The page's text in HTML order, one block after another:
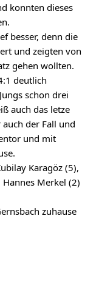
konnten dieses
besser, denn die
und zeigten von
gehen wollten.
deutlich
schon drei
auch das letze
der Fall und
und mit
Karagöz (5),
Merkel (2)
zuhause